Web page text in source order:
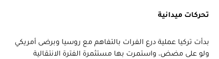
تحركات ميدانية
بدأت تركيا عملية درع الفرات بالتفاهم مع روسيا وبرضى أمريكي
ولو على مضض، واستمرت بها مستثمرة الفترة الانتقالية